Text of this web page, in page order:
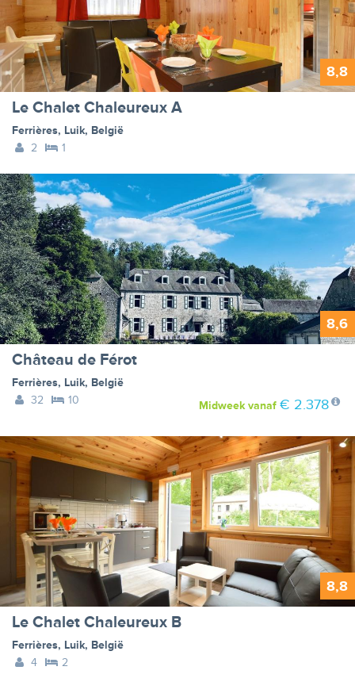
8,8
Le Chalet Chaleureux A
Ferrières, Luik, België
2
1
8,6
Château de Férot
Ferrières, Luik, België
32
10 Midweekvanaf € 2.378
8,8
Le Chalet Chaleureux B
Ferrières, Luik, België
4
2